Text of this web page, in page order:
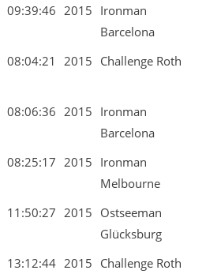
09:39:46 2015 Ironman
Barcelona
08:04:21 2015 Challenge Roth
08:06:36 2015 Ironman
Barcelona
08:25:17 2015 Ironman
Melbourne
11:50:27 2015 Ostseeman
Glücksburg
13:12:44 2015 Challenge Roth